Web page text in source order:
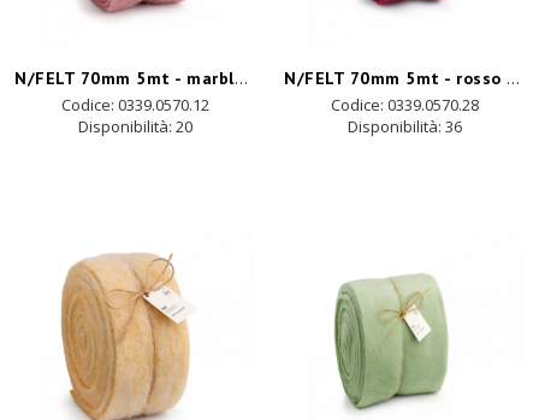
N/FELT 70mm 5mt - marble rosa
Codice: 0339.0570.12
Disponibilità: 20
N/FELT 70mm 5mt - rosso scuro
Codice: 0339.0570.28
Disponibilità: 36